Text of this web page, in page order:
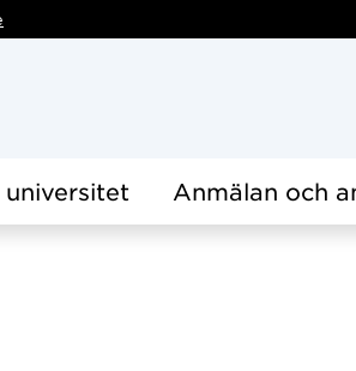
universitet Anmälan och